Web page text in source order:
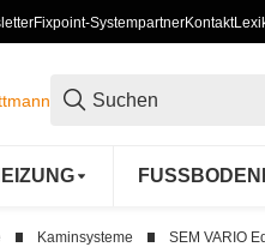
Fixpoint-SystempartnerKontakt
Kaminsysteme SEM VARIO